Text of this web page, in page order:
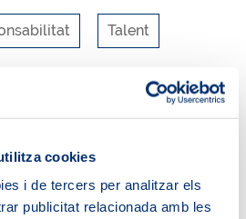
cookies
i de tercers per analitzar els
publicitat relacionada amb les
Talent
RSS